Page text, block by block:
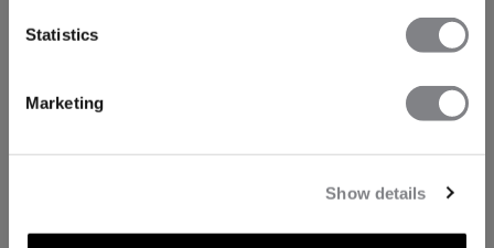
Statistics
Marketing
Show details